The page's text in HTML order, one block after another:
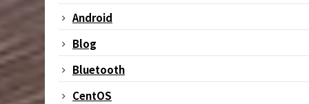
Android
Blog
Bluetooth
CentOS